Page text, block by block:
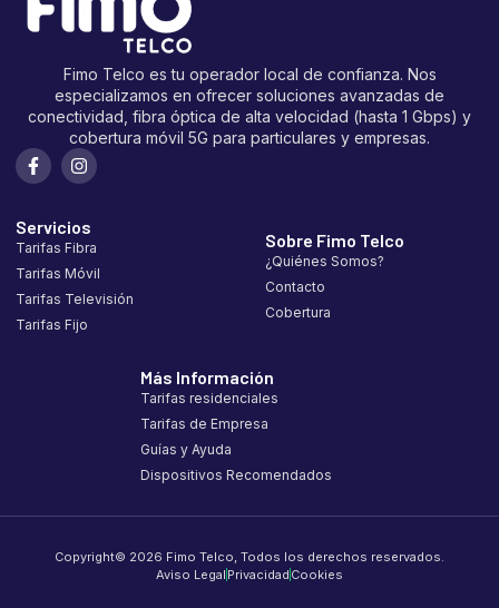
Fimo Telco es tu operador local de confianza. Nos
especializamos en ofrecer soluciones avanzadas de
conectividad, fibra óptica de alta velocidad (hasta 1 Gbps) y
cobertura móvil 5G para particulares y empresas.
Servicios
Tarifas Fibra
Tarifas Móvil
Tarifas Televisión
Tarifas Fijo
Sobre Fimo Telco
¿Quiénes Somos?
Contacto
Cobertura
Más Información
Tarifas residenciales
Tarifas de Empresa
Guías y Ayuda
Dispositivos Recomendados
Copyright© 2026 Fimo Telco, Todos los derechos reservados.
Aviso Legal Privacidad Cookies